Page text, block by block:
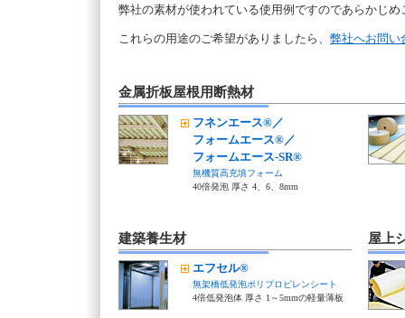
弊社の素材が使われている使用例ですのであらかじめ
これらの用途のご希望がありましたら、 弊社へお問い
金属折板屋根用断熱材
フネンエース®／
フォームエース®／
フォームエース-SR®
無機質高充填フォーム
40倍発泡 厚さ 4、6、8mm
建築養生材
エフセル®
無架橋低発泡ポリプロピレンシート
4倍低発泡体 厚さ 1～5mmの軽量薄板
屋上